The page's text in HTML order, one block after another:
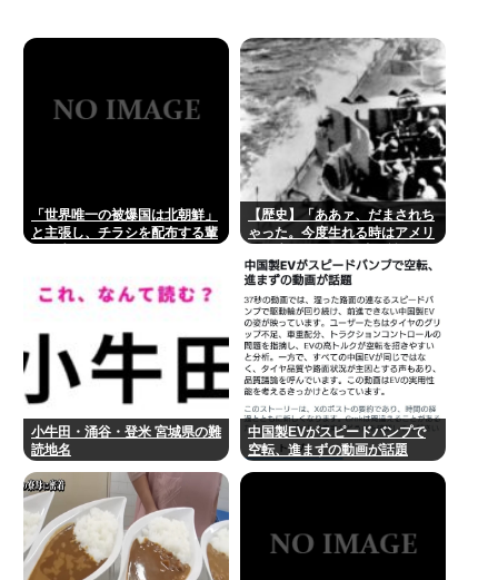
「世界唯一の被爆国は北朝鮮」
と主張し、チラシを配布する輩
【歴史】「ああァ、だまされち
ゃった。今度生れる時はアメリ
た特攻隊員が出撃前の日記に残
した”本音”
小牛田・涌谷・登米 宮城県の難
読地名
中国製EVがスピードバンプで
空転、進まずの動画が話題